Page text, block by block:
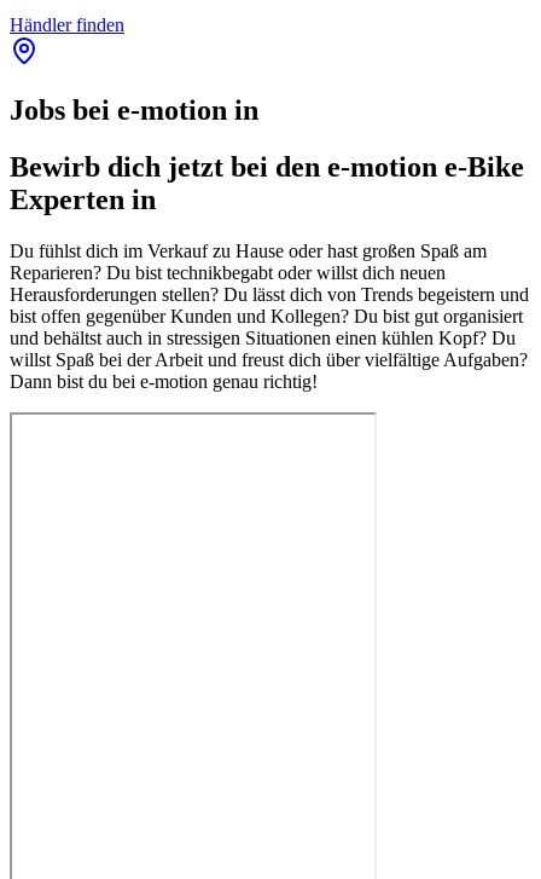
Händler finden
Jobs bei e-motion in
Bewirb dich jetzt bei den e-motion e-Bike
Experten in
Du fühlst dich im Verkauf zu Hause oder hast großen Spaß am
Reparieren? Du bist technikbegabt oder willst dich neuen
Herausforderungen stellen? Du lässt dich von Trends begeistern und
bist offen gegenüber Kunden und Kollegen? Du bist gut organisiert
und behältst auch in stressigen Situationen einen kühlen Kopf? Du
willst Spaß bei der Arbeit und freust dich über vielfältige Aufgaben?
Dann bist du bei e-motion genau richtig!